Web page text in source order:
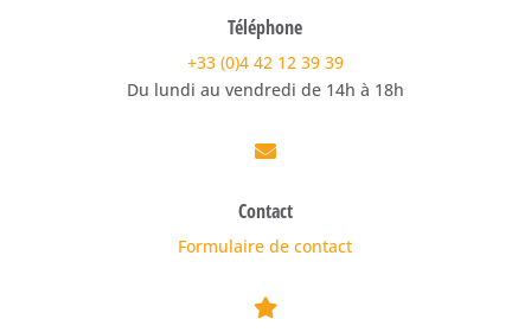
Téléphone
+33 (0)4 42 12 39 39
Du lundi au vendredi de 14h à 18h

Contact
Formulaire de contact
